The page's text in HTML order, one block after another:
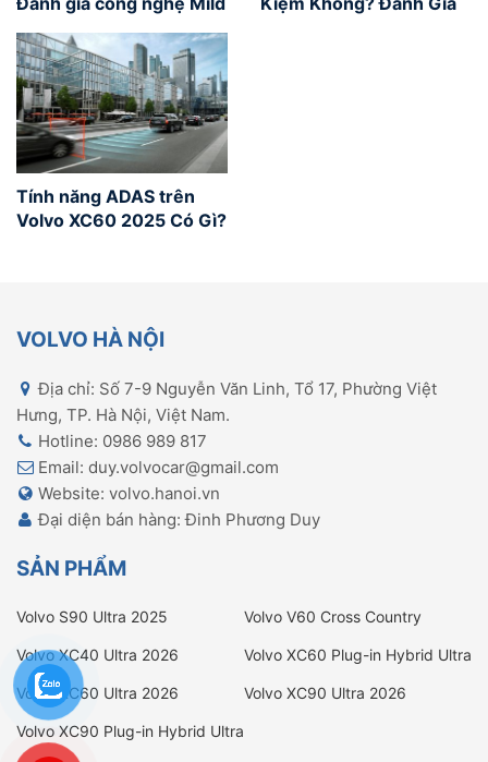
Tính năng ADAS trên
Volvo XC60 2025 Có Gì?
VOLVO HÀ NỘI
Địa chỉ: Số 7-9 Nguyễn Văn Linh, Tổ 17, Phường Việt
Hưng, TP. Hà Nội, Việt Nam.
Hotline: 0986 989 817
Email: duy.volvocar@gmail.com
Website: volvo.hanoi.vn
Đại diện bán hàng: Đinh Phương Duy
SẢN PHẨM
Volvo S90 Ultra 2025
Volvo V60 Cross Country
Volvo XC40 Ultra 2026
Volvo XC60 Plug-in Hybrid Ultra
Volvo XC60 Ultra 2026 Volvo XC90 Ultra 2026
Volvo XC90 Plug-in Hybrid Ultra
2025